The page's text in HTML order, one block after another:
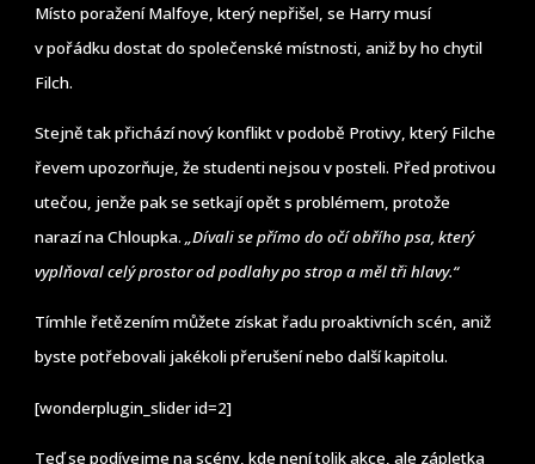
Místo poražení Malfoye, který nepřišel, se Harry musí
v pořádku dostat do společenské místnosti, aniž by ho chytil
Filch.
Stejně tak přichází nový konflikt v podobě Protivy, který Filche
řevem upozorňuje, že studenti nejsou v posteli. Před protivou
utečou, jenže pak se setkají opět s problémem, protože
narazí na Chloupka.„Dívali se přímo do očí obřího psa, který
vyplňoval celý prostor od podlahy po strop a měl tři hlavy.“
Tímhle řetězením můžete získat řadu proaktivních scén, aniž
byste potřebovali jakékoli přerušení nebo další kapitolu.
[wonderplugin_slider id=2]
Teď se podívejme na scény, kde není tolik akce, ale zápletka